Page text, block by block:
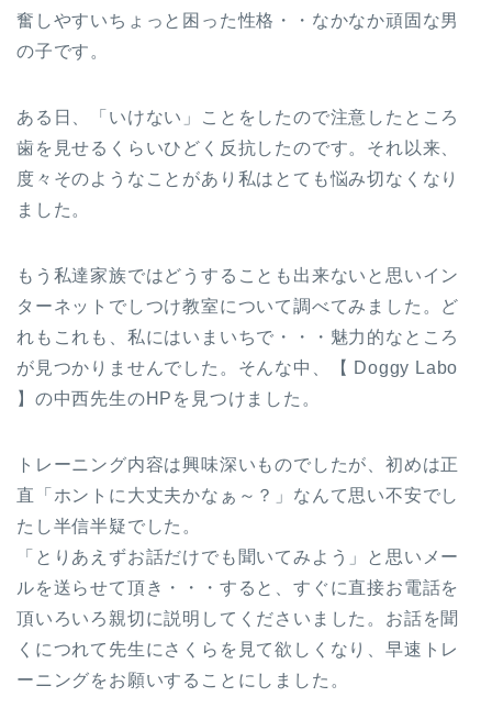
奮しやすいちょっと困った性格・・なかなか頑固な男
の子です。
ある日、「いけない」ことをしたので注意したところ
歯を見せるくらいひどく反抗したのです。それ以来、
度々そのようなことがあり私はとても悩み切なくなり
ました。
もう私達家族ではどうすることも出来ないと思いイン
ターネットでしつけ教室について調べてみました。ど
れもこれも、私にはいまいちで・・・魅力的なところ
が見つかりませんでした。そんな中、【 Doggy Labo
】の中西先生のHPを見つけました。
トレーニング内容は興味深いものでしたが、初めは正
直「ホントに大丈夫かなぁ～？」なんて思い不安でし
たし半信半疑でした。
「とりあえずお話だけでも聞いてみよう」と思いメー
ルを送らせて頂き・・・すると、すぐに直接お電話を
頂いろいろ親切に説明してくださいました。お話を聞
くにつれて先生にさくらを見て欲しくなり、早速トレ
ーニングをお願いすることにしました。